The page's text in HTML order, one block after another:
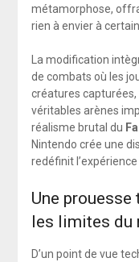
métamorphose,
rien à envier à
La modification
de combats où les
créatures
véritables arènes
réalisme brutal du
Nintendo crée une
redéfinit l’expérience
Une
les limites du
D’un point de vue